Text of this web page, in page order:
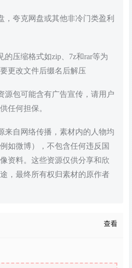
，夸克网盘或其他非冷门类盈利
的压缩格式如zip、7z和rar等为
更改文件后缀名后解压
源包可能含有广告宣传，请用户
任何担保。
来自网络传播，素材内的人物均
如微博），不包含任何违反国
资料。这些资源仅供分享和欣
，最终所有权归素材的原作者
查看